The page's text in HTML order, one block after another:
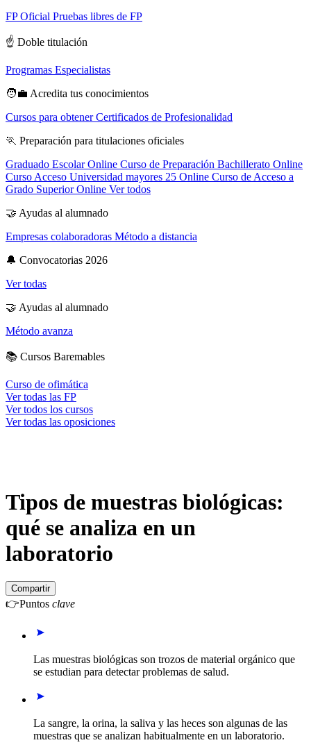
FP Oficial Pruebas libres de FP
☝️ Doble titulación
Programas Especialistas
🧑‍💼 Acredita tus conocimientos
Cursos para obtener Certificados de Profesionalidad
🏃 Preparación para titulaciones oficiales
Graduado Escolar Online Curso de Preparación Bachillerato Online
Curso Acceso Universidad mayores 25 Online Curso de Acceso a
Grado Superior Online Ver todos
🤝 Ayudas al alumnado
Empresas colaboradoras Método a distancia
🔔 Convocatorias 2026
Ver todas
🤝 Ayudas al alumnado
Método avanza
📚 Cursos Baremables
Curso de ofimática
Ver todas las FP
Ver todos los cursos
Ver todas las oposiciones
Tipos de muestras biológicas:
qué se analiza en un
laboratorio
Compartir
👉Puntos clave
Las muestras biológicas son trozos de material orgánico que
se estudian para detectar problemas de salud.
La sangre, la orina, la saliva y las heces son algunas de las
muestras que se analizan habitualmente en un laboratorio.